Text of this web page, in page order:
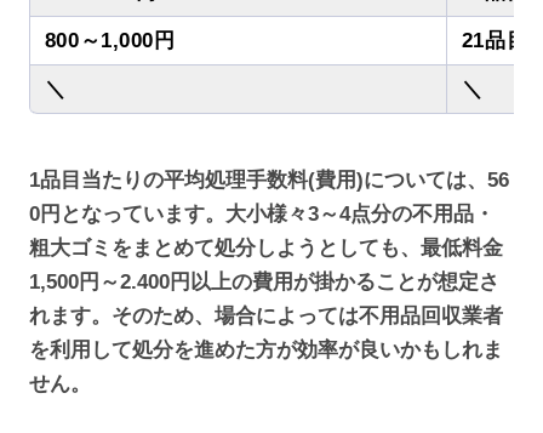
800～1,000円 21品目
＼ ＼
1品目当たりの平均処理手数料(費用)については、56
0円となっています。大小様々3～4点分の不用品・
粗大ゴミをまとめて処分しようとしても、最低料金
1,500円～2.400円以上の費用が掛かることが想定さ
れます。そのため、場合によっては不用品回収業者
を利用して処分を進めた方が効率が良いかもしれま
せん。